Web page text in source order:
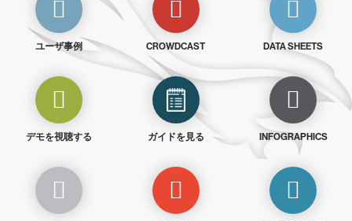
ユーザ事例 CROWDCAST DATA SHEETS
デモを視聴する ガイドを見る INFOGRAPHICS